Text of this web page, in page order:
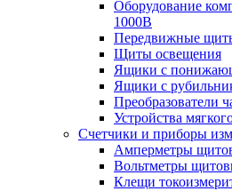
Оборудование
1000В
Передвижные
Щиты освещения
Ящики с
Ящики с
Преобразователи
Устройства
Счетчики и приборы
Амперметры
Вольтметры
Клещи